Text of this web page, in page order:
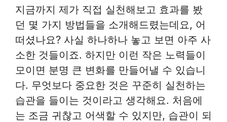
지금까지 제가 직접 실천해보고 효과를 봤
던 몇 가지 방법들을 소개해드렸는데요, 어
떠셨나요? 사실 하나하나 놓고 보면 아주 사
소한 것들이죠. 하지만 이런 작은 노력들이
모이면 분명 큰 변화를 만들어낼 수 있습니
다. 무엇보다 중요한 것은 꾸준히 실천하는
습관을 들이는 것이라고 생각해요. 처음에
는 조금 귀찮고 어색할 수 있지만, 습관이 되